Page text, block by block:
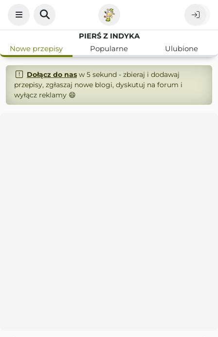
PIERŚ Z INDYKA
Nowe przepisy
Popularne Ulubione
Dołącz do nasw 5 sekund - zbieraj i dodawaj
przepisy, zgłaszaj nowe blogi, dyskutuj na forum i
wyłącz reklamy 😄